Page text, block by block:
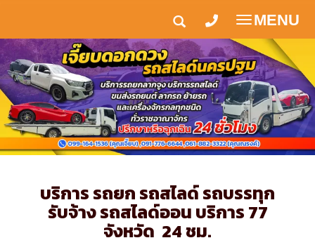
Toggle
MENU
บริการ รถยก รถสไลด์ รถบรรทุก
รับจ้าง รถสไลด์ออน บริการ 77
จังหวัด 24 ชม.